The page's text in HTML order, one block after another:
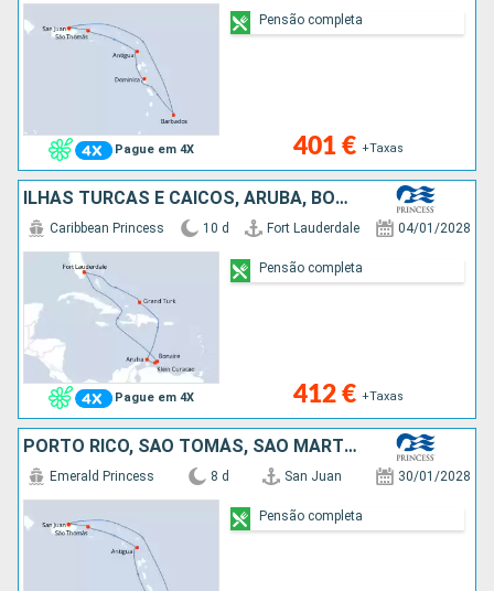
Pague em 4X 401 € +Taxas
Pensão completa
ILHAS TURCAS E CAICOS, ARUBA, BONAIRE, ESTADOS UNIDOS
Pague em 4X
Caribbean Princess 10 d Fort Lauderdale 04/01/2028
412 € +Taxas
Pensão completa
PORTO RICO, SÃO TOMÁS, SÃO MARTINHO, ANTÍGUA E BARBUDA, SANTA LÚCIA, BARBADOS
Emerald Princess 8 d San Juan 30/01/2028
Pensão completa